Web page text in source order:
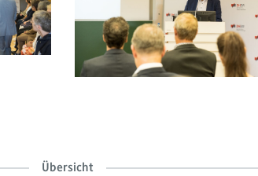
Übersicht